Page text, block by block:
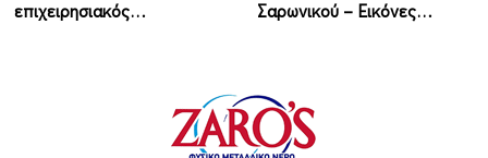
επιχειρησιακός…
Σαρωνικού – Εικόνες…